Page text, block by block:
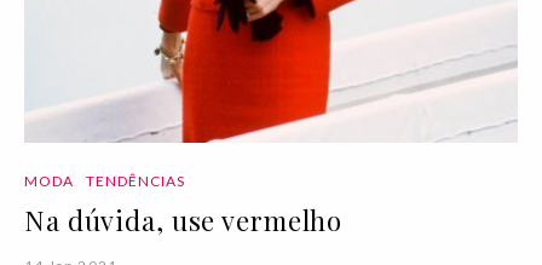
MODA TENDÊNCIAS
Na dúvida, use vermelho